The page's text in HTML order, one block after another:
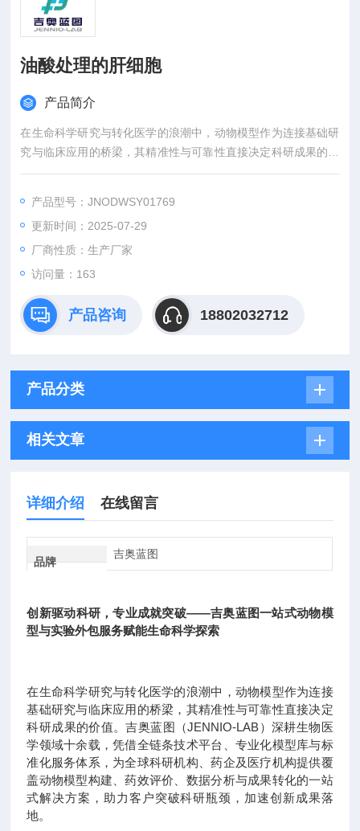
油酸处理的肝细胞
产品简介
在生命科学研究与转化医学的浪潮中，动物模型作为连接基础研
究与临床应用的桥梁，其精准性与可靠性直接决定科研成果的价
值。吉奥蓝图（JENNIO-LAB）深耕生物医学领域十余载，凭借
机构、药企及医疗机构提供覆盖动物模型构建、药效评价、数据
分析与成果转化的一站式解决方案，助力客户突破科研瓶颈，加
速创新成果落地。
产品型号：JNODWSY01769
更新时间：2025-07-29
厂商性质：生产厂家
访问量：163
产品咨询 18802032712
产品分类
相关文章
详细介绍 在线留言
品牌
吉奥蓝图
创新驱动科研，专业成就突破——吉奥蓝图一站式动物模
型与实验外包服务赋能生命科学探索
在生命科学研究与转化医学的浪潮中，动物模型作为连接
基础研究与临床应用的桥梁，其精准性与可靠性直接决定
科研成果的价值。吉奥蓝图（JENNIO-LAB）深耕生物医
学领域十余载，凭借全链条技术平台、专业化模型库与标
准化服务体系，为全球科研机构、药企及医疗机构提供覆
盖动物模型构建、药效评价、数据分析与成果转化的一站
式解决方案，助力客户突破科研瓶颈，加速创新成果落
地。